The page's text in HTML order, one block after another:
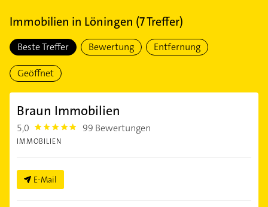
Immobilien in Löningen (7Treffer)
Beste Treffer Bewertung Entfernung
Geöffnet
Braun Immobilien
5,0 5.0 99 Bewertungen
IMMOBILIEN
E-Mail